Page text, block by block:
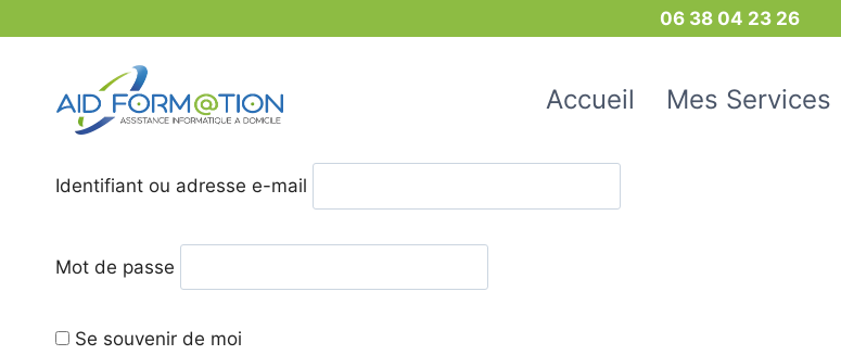
au
06 38 04 23 26
Accueil Mes Services
Identifiant ou adresse e-mail
Mot de passe
Se souvenir de moi